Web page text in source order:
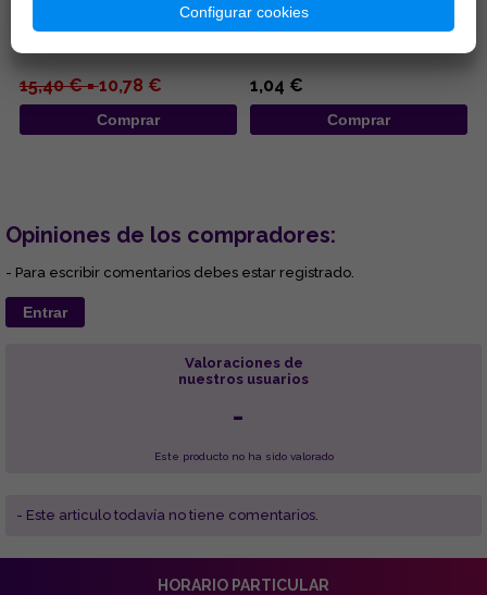
15,40 € =10,78 €
Comprar
1,04 €
Comprar
Opiniones de los compradores:
- Para escribir comentarios debes estar registrado.
Entrar
Valoraciones de
nuestros usuarios
-
Este producto no ha sido valorado
- Este articulo todavía no tiene comentarios.
HORARIO PARTICULAR
Configurar cookies